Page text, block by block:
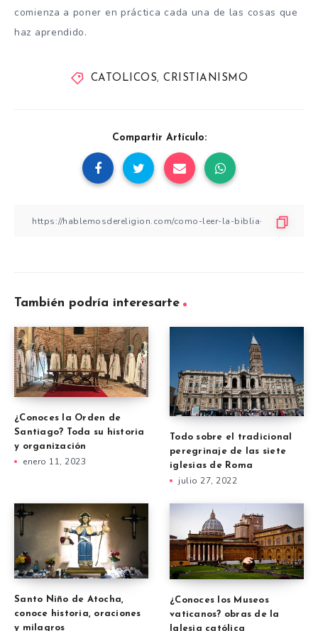
comienza a poner en práctica cada una de las cosas que
haz aprendido.
CATOLICOS, CRISTIANISMO
Compartir Artículo:
También podría interesarte
¿Conoces la Orden de
Santiago? Toda su historia
y organización
enero 11, 2023
Todo sobre el tradicional
peregrinaje de las siete
iglesias de Roma
julio 27, 2022
Santo Niño de Atocha,
conoce historia, oraciones
y milagros
¿Conoces los Museos
vaticanos? obras de la
Iglesia católica